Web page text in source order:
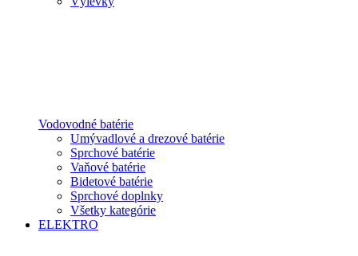
Vodovodné batérie
Umývadlové a drezové batérie
Sprchové batérie
Vaňové batérie
Bidetové batérie
Sprchové doplnky
Všetky kategórie
ELEKTRO